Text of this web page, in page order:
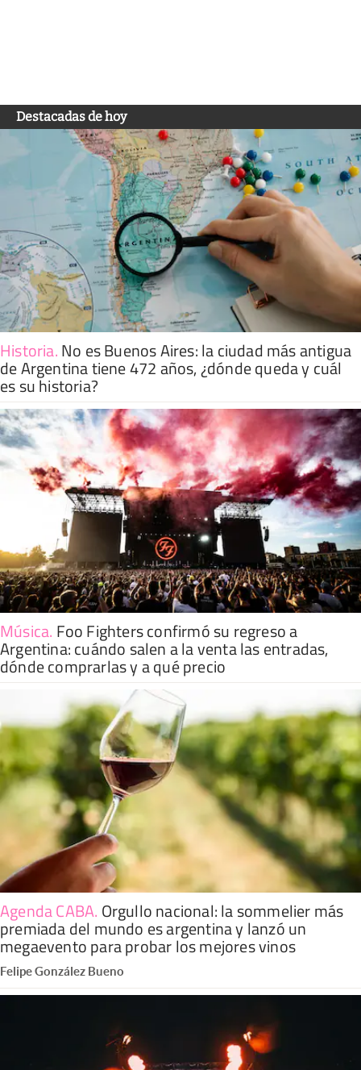
Destacadas de hoy
Historia.No es Buenos Aires: la ciudad más antigua
de Argentina tiene 472 años, ¿dónde queda y cuál
es su historia?
Música. Foo Fighters confirmó su regreso a
Argentina: cuándo salen a la venta las entradas,
dónde comprarlas y a qué precio
Agenda CABA. Orgullo nacional: la sommelier más
premiada del mundo es argentina y lanzó un
megaevento para probar los mejores vinos
Felipe González Bueno